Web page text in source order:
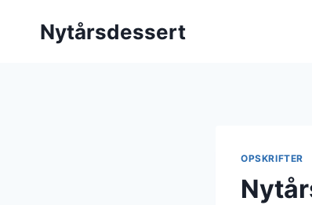
Nytårsdessert
OPSKRIFTER